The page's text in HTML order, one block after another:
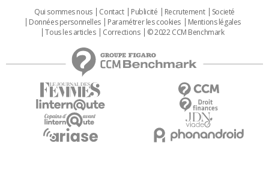
Qui sommes nous Contact Publicité Recrutement
Societé
Données personnelles
Paramétrer les cookies
Mentions légales
Tous les articles
Corrections © 2022 CCM Benchmark